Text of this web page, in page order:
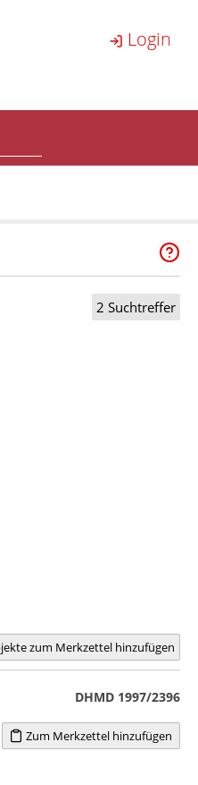
Login
2 Suchtreffer
zum Merkzettel hinzufügen
DHMD 1997/2396
Zum Merkzettel hinzufügen